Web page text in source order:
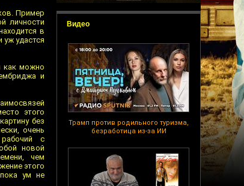
Видео
Трамп против родильного туризма,
безработица из-за ИИ
Пример
личности
в
уж удастся
как можно
и
этого
без
очень
с
новой
чем
этого
ум не